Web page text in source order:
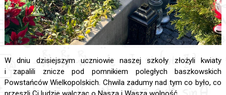
W dniu dzisiejszym uczniowie naszej szkoły złożyli kwiaty
i zapalili znicze pod pomnikiem poległych baszkowskich
Powstańców Wielkopolskich. Chwila zadumy nad tym co było, co